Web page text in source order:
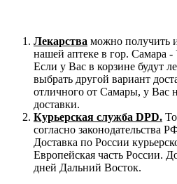
Лекарства можно получить
нашей аптеке в гор. Самара
Если у Вас в корзине будут
выбрать другой вариант
отличного от Самары, у Вас
доставки.
Курьерская служба DPD.
согласно законодательства
Доставка по России
Европейская часть России.
дней Дальний Восток.